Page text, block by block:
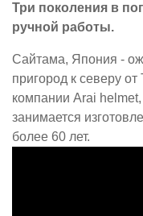
Три поколения в
ручной работы.
Сайтама, Япония -
пригород к северу
компании Arai
занимается
более 60 лет.